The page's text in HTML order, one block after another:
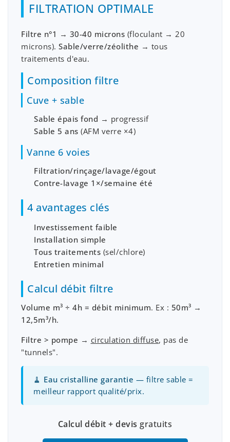
FILTRATION OPTIMALE
Filtre n°1 → 30-40 microns (floculant → 20
microns). Sable/verre/zéolithe → tous
traitements d'eau.
Composition filtre
Cuve + sable
Sable épais fond → progressif
Sable 5 ans (AFM verre ×4)
Vanne 6 voies
Filtration/rinçage/lavage/égout
Contre-lavage 1×/semaine été
4 avantages clés
Investissement faible
Installation simple
Tous traitements (sel/chlore)
Entretien minimal
Calcul débit filtre
Volume m³ ÷ 4h = débit minimum. Ex : 50m³ →
12,5m³/h.
Filtre > pompe → circulation diffuse, pas de
"tunnels".
🧹 Eau cristalline garantie — filtre sable =
meilleur rapport qualité/prix.
Calcul débit + devisgratuits